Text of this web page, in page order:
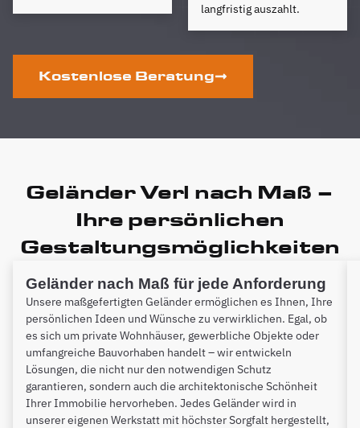
langfristig auszahlt.
Kostenlose Beratung
Geländer Verl nach Maß –
Ihre persönlichen
Gestaltungsmöglichkeiten
Geländer nach Maß für jede Anforderung
Unsere maßgefertigten Geländer ermöglichen es Ihnen, Ihre
persönlichen Ideen und Wünsche zu verwirklichen. Egal, ob
es sich um private Wohnhäuser, gewerbliche Objekte oder
umfangreiche Bauvorhaben handelt – wir entwickeln
Lösungen, die nicht nur den notwendigen Schutz
garantieren, sondern auch die architektonische Schönheit
Ihrer Immobilie hervorheben. Jedes Geländer wird in
unserer eigenen Werkstatt mit höchster Sorgfalt hergestellt,